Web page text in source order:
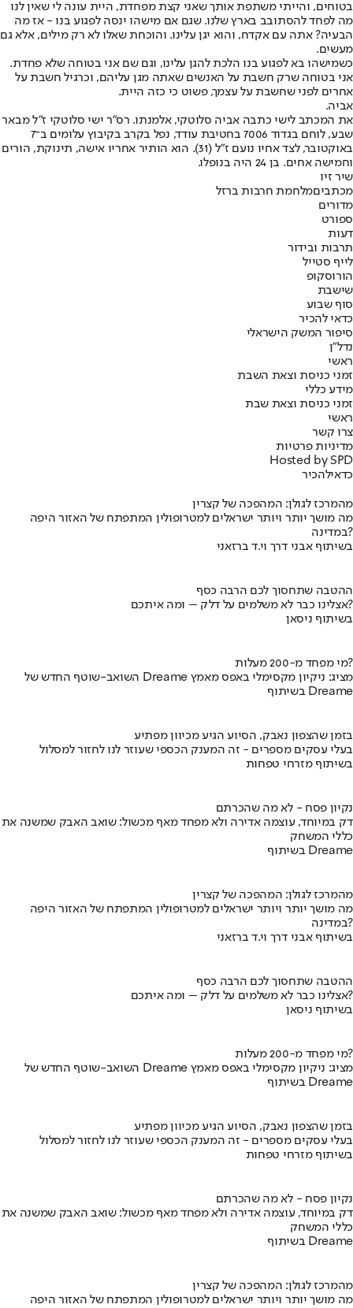
בטוחים, והייתי משתפת אותך שאני קצת מפחדת, היית עונה לי שאין לנו
מה לפחד להסתובב בארץ שלנו. שגם אם מישהו ינסה לפגוע בנו - אז מה
הבעיה? אתה עם אקדח, והוא יגן עלינו. והוכחת שאלו לא רק מילים, אלא גם
מעשים.
כשמישהו בא לפגוע בנו הלכת להגן עלינו, וגם שם אני בטוחה שלא פחדת.
אני בטוחה שרק חשבת על האנשים שאתה מגן עליהם, וכרגיל חשבת על
אחרים לפני שחשבת על עצמך, פשוט כי כזה היית.
אביה.
את המכתב לישי כתבה אביה סלוטקי, אלמנתו. רס"ר ישי סלוטקי ז"ל מבאר
שבע, לוחם בגדוד 7006 בחטיבת עודד, נפל בקרב בקיבוץ עלומים ב־7
באוקטובר, לצד אחיו נועם ז"ל (31). הוא הותיר אחריו אישה, תינוקת, הורים
וחמישה אחים. בן 24 היה בנופלו.
שיר זיו
מכתביםמלחמת חרבות ברזל
מדורים
ספורט
דעות
תרבות ובידור
לייף סטייל
הורוסקופ
שישבת
סוף שבוע
כדאי להכיר
סיפור המשק הישראלי
נדל"ן
ראשי
זמני כניסת וצאת השבת
מידע כללי
זמני כניסת וצאת שבת
ראשי
צרו קשר
מדיניות פרטיות
Hosted by SPD
כדאילהכיר
מהמרכז לגולן: המהפכה של קצרין
מה מושך יותר ויותר ישראלים למטרופולין המתפתח של האזור היפה
במדינה?
בשיתוף אבני דרך וי.ד ברזאני
ההטבה שתחסוך לכם הרבה כסף
אצלינו כבר לא משלמים על דלק – ומה איתכם?
בשיתוף ניסאן
מי מפחד מ-200 מעלות?
השואב-שוטף החדש של Dreame מציג: ניקיון מקסימלי באפס מאמץ
בשיתוף Dreame
בזמן שהצפון נאבק, הסיוע הגיע מכיוון מפתיע
בעלי עסקים מספרים - זה המענק הכספי שעוזר לנו לחזור למסלול
בשיתוף מזרחי טפחות
נקיון פסח - לא מה שהכרתם
דק במיוחד, עוצמה אדירה ולא מפחד מאף מכשול: שואב האבק שמשנה את
כללי המשחק
בשיתוף Dreame
מהמרכז לגולן: המהפכה של קצרין
מה מושך יותר ויותר ישראלים למטרופולין המתפתח של האזור היפה
במדינה?
בשיתוף אבני דרך וי.ד ברזאני
ההטבה שתחסוך לכם הרבה כסף
אצלינו כבר לא משלמים על דלק – ומה איתכם?
בשיתוף ניסאן
מי מפחד מ-200 מעלות?
השואב-שוטף החדש של Dreame מציג: ניקיון מקסימלי באפס מאמץ
בשיתוף Dreame
בזמן שהצפון נאבק, הסיוע הגיע מכיוון מפתיע
בעלי עסקים מספרים - זה המענק הכספי שעוזר לנו לחזור למסלול
בשיתוף מזרחי טפחות
נקיון פסח - לא מה שהכרתם
דק במיוחד, עוצמה אדירה ולא מפחד מאף מכשול: שואב האבק שמשנה את
כללי המשחק
בשיתוף Dreame
מהמרכז לגולן: המהפכה של קצרין
מה מושך יותר ויותר ישראלים למטרופולין המתפתח של האזור היפה